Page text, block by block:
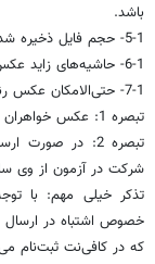
باشد.
5-1- حجم فایل ذخیره شده عکس نباید از 70 کیلو بایت بیشتر باشد.
6-1- حاشیه‌های زاید عکس اسکن شده باید حذف شده باشد.
7-1- حتی‌الامکان عکس رنگی و دارای زمینه سفید باشد.
تبصره 1: عکس خواهران باید با حجاب و صورت کامل آنان مشخص باشد.
تبصره 2: در
شرکت در آزمون از وی
تذکر خیلی مهم: با
خصوص اشتباه در ارسال
که در کافی‌نت ثبت‌نام